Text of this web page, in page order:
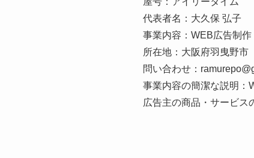
代表者名：大久保 弘子
事業内容：WEB広告制
所在地：大阪府羽曳野市
問い合わせ：
事業内容の簡潔な説明：
広告主の商品・サービス